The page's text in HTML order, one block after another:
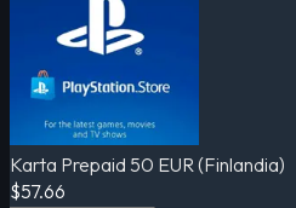
Karta Prepaid 50 EUR (Finlandia)
$57.66